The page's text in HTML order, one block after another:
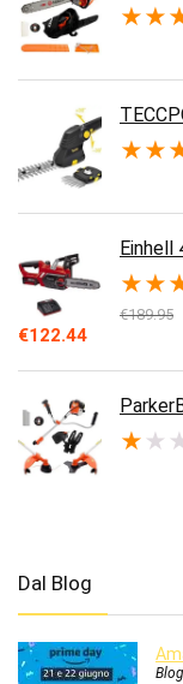
★★
★★
Einhell
★★
€189.95
Il
originale
era:
€189.95.
€122.44Il
attuale
€122.44.
★ ★
Dal Blog
Blog